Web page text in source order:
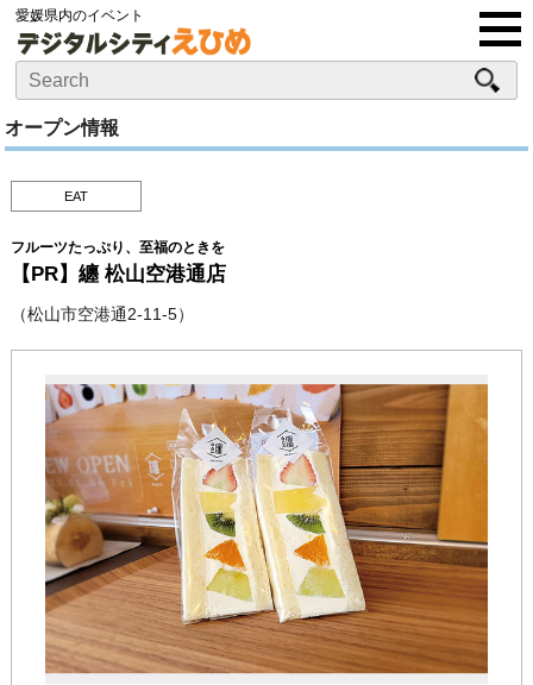
愛媛県内のイベント
オープン情報
EAT
フルーツたっぷり、至福のときを
【PR】纏 松山空港通店
（松山市空港通2-11-5）